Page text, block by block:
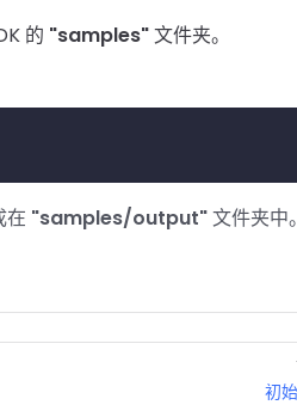
的 "samples"文件夹。
在 "samples/output"文件夹中。
初